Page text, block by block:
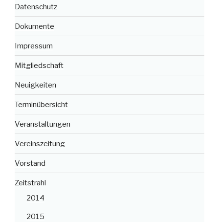
Datenschutz
Dokumente
Impressum
Mitgliedschaft
Neuigkeiten
Terminübersicht
Veranstaltungen
Vereinszeitung
Vorstand
Zeitstrahl
2014
2015